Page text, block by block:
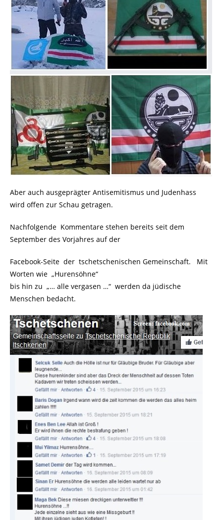
Aber auch ausgeprägter Antisemitismus und Judenhass
wird offen zur Schau getragen.
Nachfolgende Kommentare stehen bereits seit dem
September des Vorjahres auf der
Facebook-Seite der tschetschenischen Gemeinschaft. Mit
Worten wie „Hurensöhne“
bis hin zu „… alle vergasen …“ werden da jüdische
Menschen bedacht.